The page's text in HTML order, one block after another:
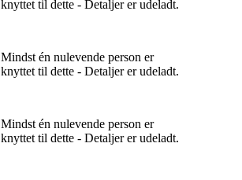
knyttet til dette - Detaljer er udeladt.
Mindst én nulevende person er
knyttet til dette - Detaljer er udeladt.
Mindst én nulevende person er
knyttet til dette - Detaljer er udeladt.